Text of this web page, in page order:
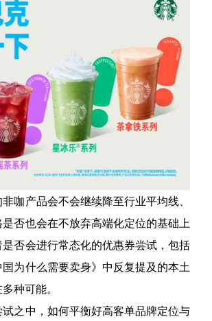
咖产品会不会继续降至行业平均线、
否也会在不放弃高端化定位的基础上
否会进行常态化的优惠券尝试，包括
为什么需要卖身》中反复提及的本土
种可能。
之中，如何平衡好高客单品牌定位与